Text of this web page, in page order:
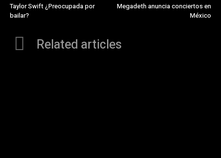
Taylor Swift ¿Preocupada por
bailar?
Megadeth anuncia conciertos en
México
Related articles